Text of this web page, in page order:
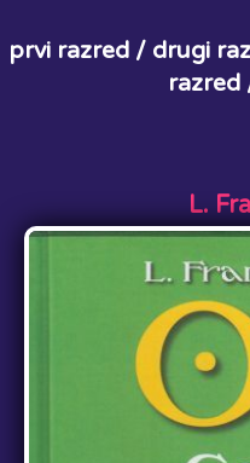
prvi razred / drugi
razred
L.